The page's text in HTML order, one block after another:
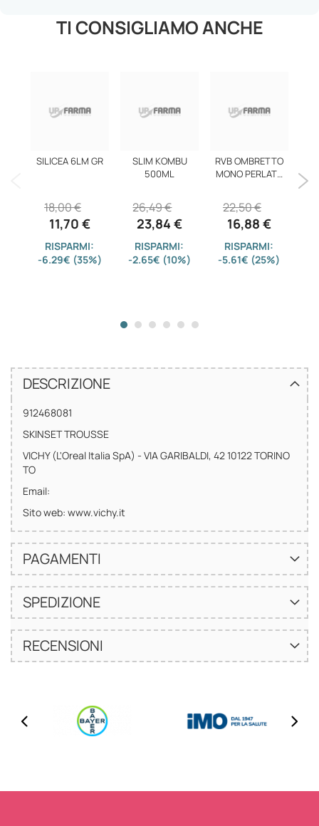
TI CONSIGLIAMO ANCHE
SILICEA 6LM GR
11,70 €
18,00 €
RISPARMI:
-6.29€ (35%)
SLIM KOMBU
500ML
23,84 €
26,49 €
RISPARMI:
-2.65€ (10%)
RVB OMBRETTO
MONO PERLATO
16,88 €
22,50 €
RISPARMI:
-5.61€ (25%)
DESCRIZIONE
912468081
SKINSET TROUSSE
VICHY (L'Oreal Italia SpA) - VIA GARIBALDI, 42 10122 TORINO
TO
Email:
Sito web: www.vichy.it
PAGAMENTI
SPEDIZIONE
RECENSIONI